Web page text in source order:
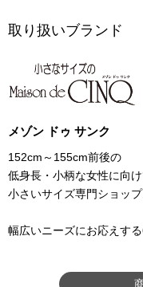
取り扱いブランド
メゾン ドゥ サンク
152cm～155cm前後の
低身長・小柄な女性に向
小さいサイズ専門ショップ
幅広いニーズにお応えする